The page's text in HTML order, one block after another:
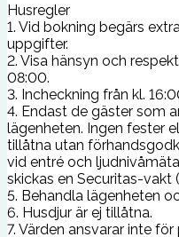
Husregler
1. Vid bokning begärs
uppgifter.
2. Visa hänsyn och
08:00.
3. Incheckning från kl.
4. Endast de gäster som
lägenheten. Ingen fester
tillåtna utan
vid entré och
skickas en Securitas-vakt
5. Behandla lägenheten
6. Husdjur är ej tillåtna.
7. Värden ansvarar inte